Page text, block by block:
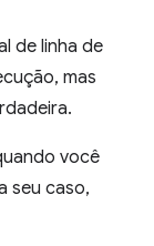
de linha de
mas
você
seu caso,